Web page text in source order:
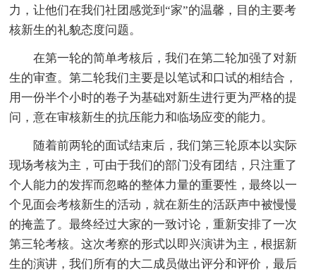
力，让他们在我们社团感觉到“家”的温馨，目的主要考
核新生的礼貌态度问题。
在第一轮的简单考核后，我们在第二轮加强了对新
生的审查。第二轮我们主要是以笔试和口试的相结合，
用一份半个小时的卷子为基础对新生进行更为严格的提
问，意在审核新生的抗压能力和临场应变的能力。
随着前两轮的面试结束后，我们第三轮原本以实际
现场考核为主，可由于我们的部门没有团结，只注重了
个人能力的发挥而忽略的整体力量的重要性，最终以一
个见面会考核新生的活动，就在新生的活跃声中被慢慢
的掩盖了。最终经过大家的一致讨论，重新安排了一次
第三轮考核。这次考察的形式以即兴演讲为主，根据新
生的演讲，我们所有的大二成员做出评分和评价，最后